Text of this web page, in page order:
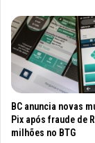
BC anuncia novas
Pix após fraude de
milhões no BTG